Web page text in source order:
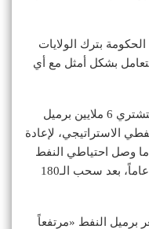
بترك الولايات
بشكل أمثل مع أي
ويوم الجمعة، قالت إدارة بايدن إنها ستشتري 6 ملايين برميل
الاستراتيجي، لإعادة
وصل احتياطي النفط
في البلاد إلى أدنى مستوى له منذ 40 عاماً، بعد سحب الـ180
برميل النفط «مرتفعاً